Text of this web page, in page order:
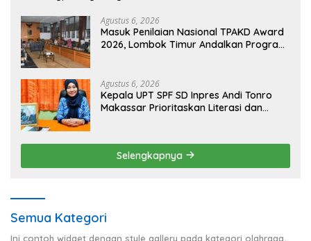
Agustus 6, 2026
Masuk Penilaian Nasional TPAKD Award
2026, Lombok Timur Andalkan Program
Agustus 6, 2026
Kepala UPT SPF SD Inpres Andi Tonro
Makassar Prioritaskan Literasi dan
Selengkapnya
Semua Kategori
Ini contoh widget dengan style gallery pada kategori olahraga,